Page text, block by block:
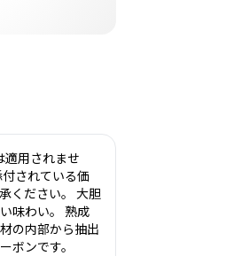
適用されませ
されている価
ください。 大胆
味わい。 熟成
の内部から抽出
ボンです。